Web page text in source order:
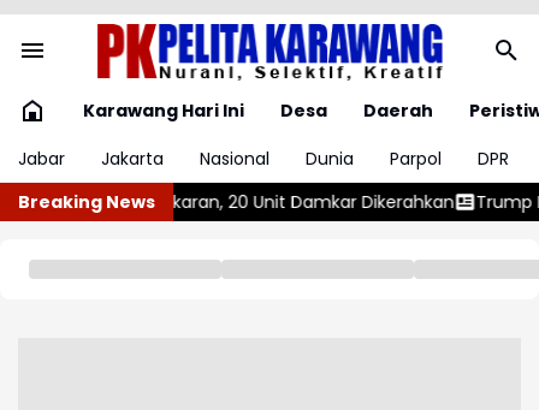
Karawang Hari Ini Desa Daerah
Jabar
Jakarta Nasional Dunia Parpol
DPR
Breaking News
Unit Damkar Dikerahkan Trump Kembali Terbitkan Perintah